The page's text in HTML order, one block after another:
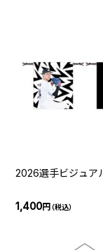
2026選手ビジュア
1,400円（税込）